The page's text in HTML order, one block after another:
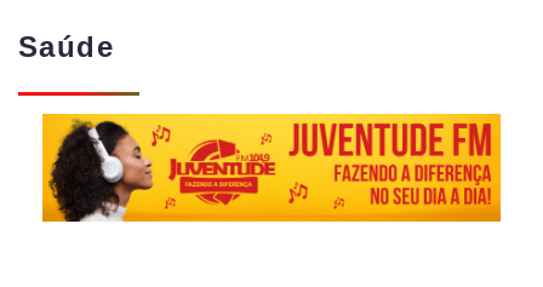
Saúde